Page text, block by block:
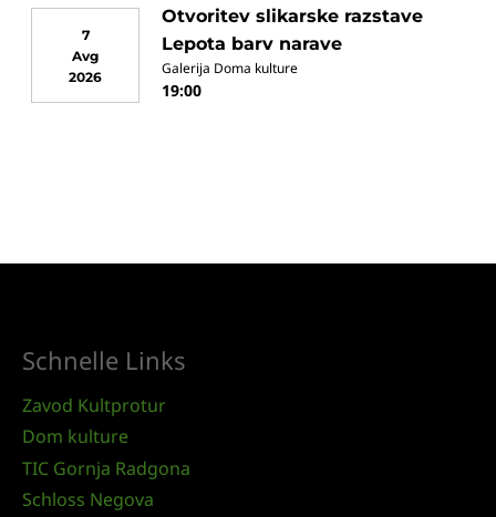
7
Avg
2026
Otvoritev slikarske razstave
Lepota barv narave
Galerija Doma kulture
19:00
Schnelle Links
Zavod Kultprotur
Dom kulture
TIC Gornja Radgona
Schloss Negova